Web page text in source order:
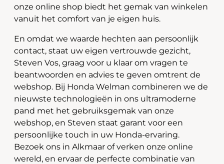
onze online shop biedt het gemak van winkelen
vanuit het comfort van je eigen huis.
En omdat we waarde hechten aan persoonlijk
contact, staat uw eigen vertrouwde gezicht,
Steven Vos, graag voor u klaar om vragen te
beantwoorden en advies te geven omtrent de
webshop. Bij Honda Welman combineren we de
nieuwste technologieën in ons ultramoderne
pand met het gebruiksgemak van onze
webshop, en Steven staat garant voor een
persoonlijke touch in uw Honda-ervaring.
Bezoek ons in Alkmaar of verken onze online
wereld, en ervaar de perfecte combinatie van